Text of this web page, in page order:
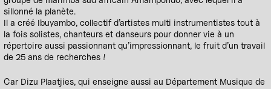
sillonné la planète.
Il a créé Ibuyambo, collectif d’artistes multi instrumentistes tout à
la fois solistes, chanteurs et danseurs pour donner vie à un
répertoire aussi passionnant qu’impressionnant, le fruit d’un travail
de 25 ans de recherches !
Car Dizu Plaatjies, qui enseigne aussi au Département Musique de